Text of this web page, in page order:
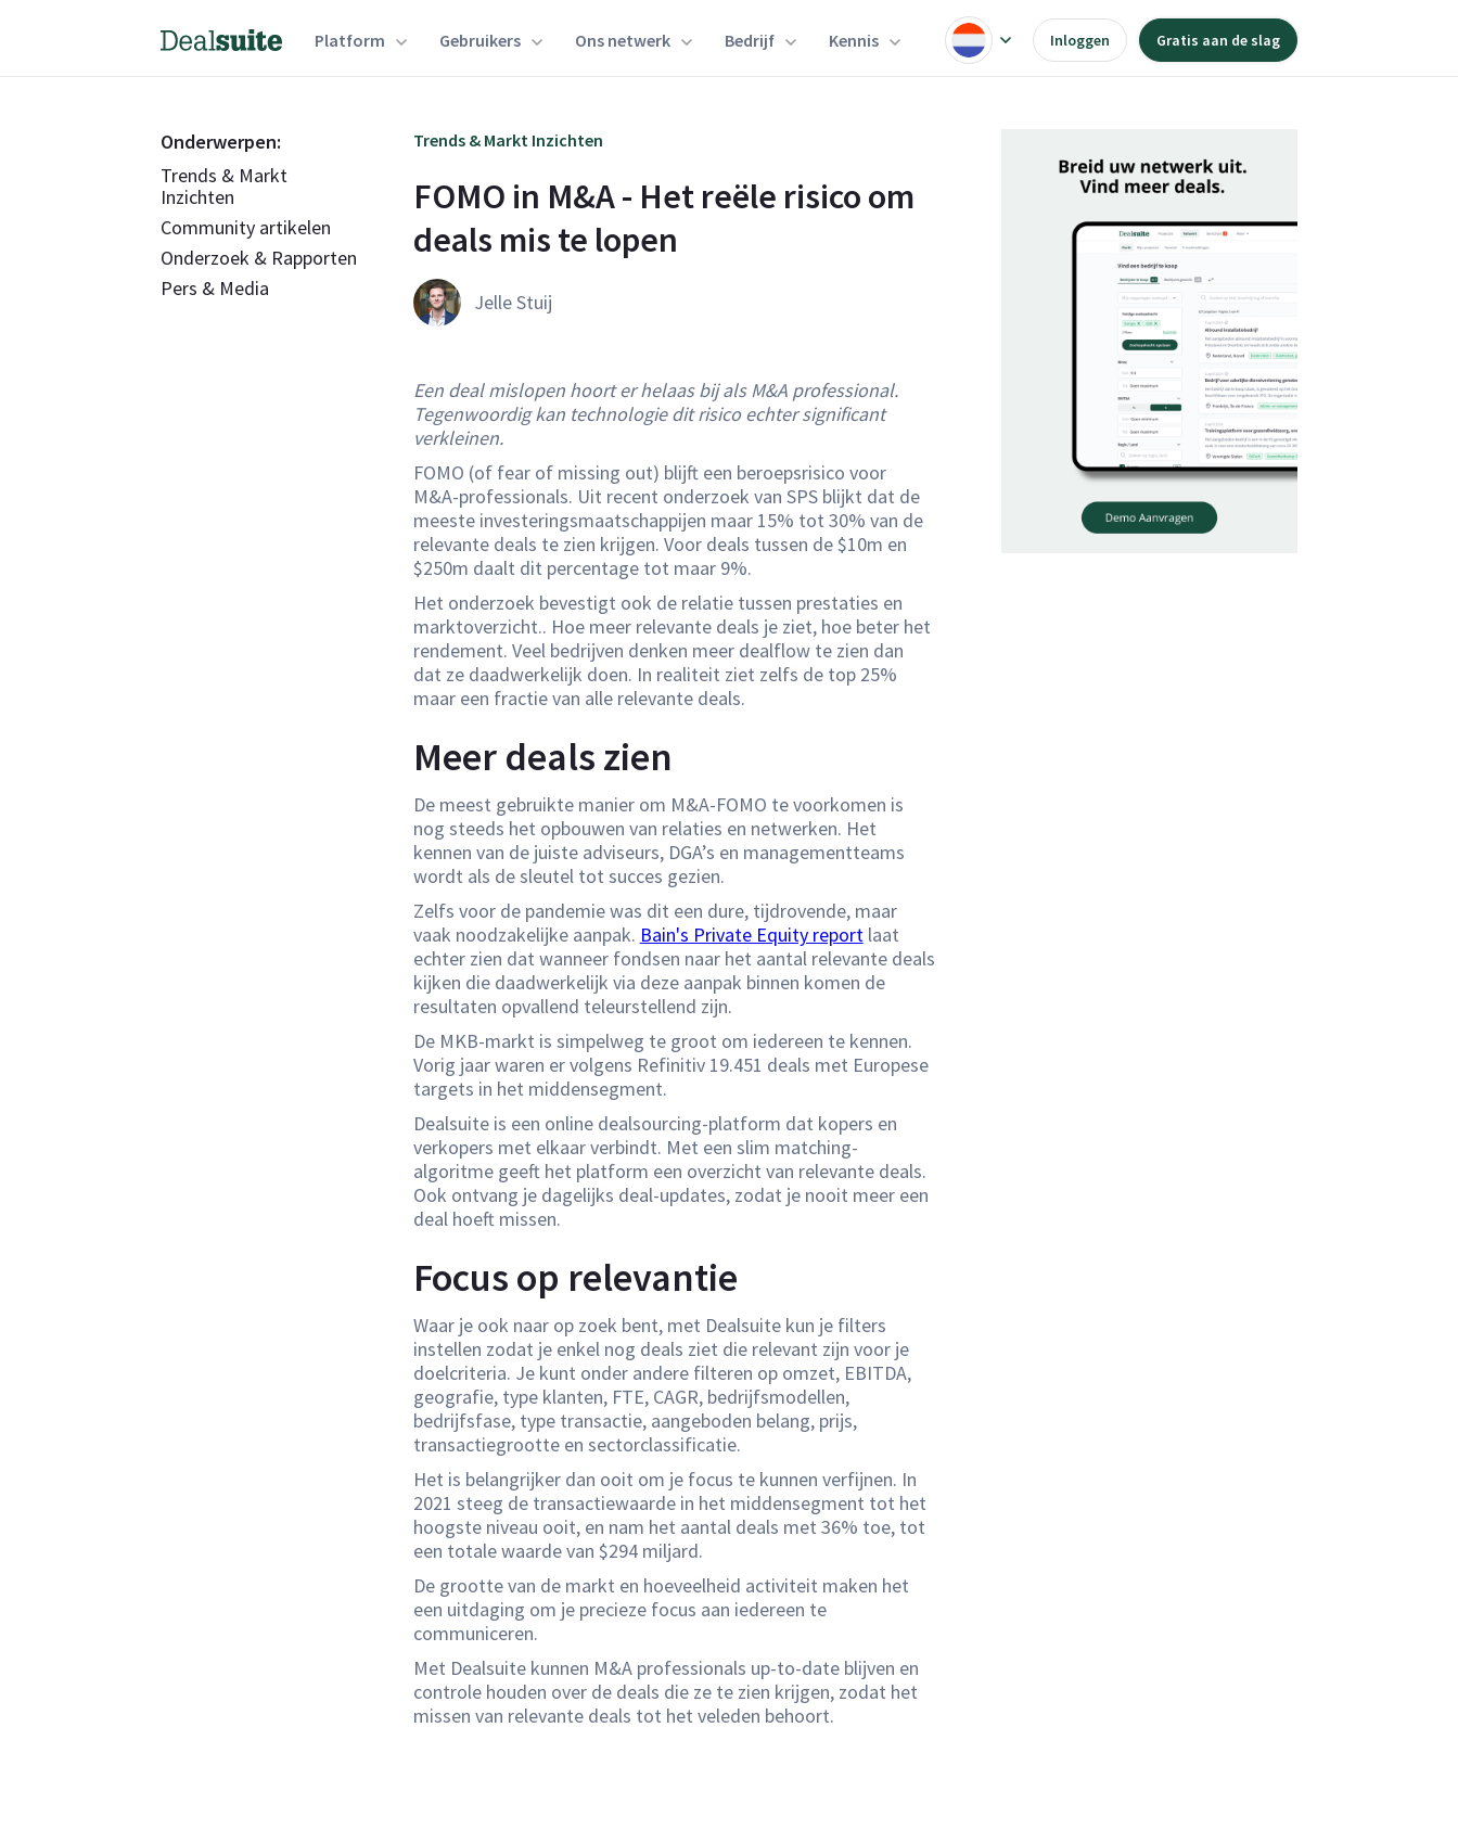
Platform Gebruikers Ons netwerk Bedrijf Kennis Inloggen Gratis aan de slag
Onderwerpen:
Trends & Markt
Inzichten
Community artikelen
Onderzoek & Rapporten
Pers & Media
Trends & Markt Inzichten
FOMO in M&A - Het reële risico om
deals mis te lopen
Jelle Stuij
Een deal mislopen hoort er helaas bij als M&A professional.
Tegenwoordig kan technologie dit risico echter significant
verkleinen.
FOMO (of fear of missing out) blijft een beroepsrisico voor
M&A-professionals. Uit recent onderzoek van SPS blijkt dat de
meeste investeringsmaatschappijen maar 15% tot 30% van de
relevante deals te zien krijgen. Voor deals tussen de $10m en
$250m daalt dit percentage tot maar 9%.
Het onderzoek bevestigt ook de relatie tussen prestaties en
marktoverzicht.. Hoe meer relevante deals je ziet, hoe beter het
rendement. Veel bedrijven denken meer dealflow te zien dan
dat ze daadwerkelijk doen. In realiteit ziet zelfs de top 25%
maar een fractie van alle relevante deals.
Meer deals zien
De meest gebruikte manier om M&A-FOMO te voorkomen is
nog steeds het opbouwen van relaties en netwerken. Het
kennen van de juiste adviseurs, DGA’s en managementteams
wordt als de sleutel tot succes gezien.
Zelfs voor de pandemie was dit een dure, tijdrovende, maar
vaak noodzakelijke aanpak. Bain's Private Equity reportlaat
echter zien dat wanneer fondsen naar het aantal relevante deals
kijken die daadwerkelijk via deze aanpak binnen komen de
resultaten opvallend teleurstellend zijn.
De MKB-markt is simpelweg te groot om iedereen te kennen.
Vorig jaar waren er volgens Refinitiv 19.451 deals met Europese
targets in het middensegment.
Dealsuite is een online dealsourcing-platform dat kopers en
verkopers met elkaar verbindt. Met een slim matching-
algoritme geeft het platform een overzicht van relevante deals.
Ook ontvang je dagelijks deal-updates, zodat je nooit meer een
deal hoeft missen.
Focus op relevantie
Waar je ook naar op zoek bent, met Dealsuite kun je filters
instellen zodat je enkel nog deals ziet die relevant zijn voor je
doelcriteria. Je kunt onder andere filteren op omzet, EBITDA,
geografie, type klanten, FTE, CAGR, bedrijfsmodellen,
bedrijfsfase, type transactie, aangeboden belang, prijs,
transactiegrootte en sectorclassificatie.
Het is belangrijker dan ooit om je focus te kunnen verfijnen. In
2021 steeg de transactiewaarde in het middensegment tot het
hoogste niveau ooit, en nam het aantal deals met 36% toe, tot
een totale waarde van $294 miljard.
De grootte van de markt en hoeveelheid activiteit maken het
een uitdaging om je precieze focus aan iedereen te
communiceren.
Met Dealsuite kunnen M&A professionals up-to-date blijven en
controle houden over de deals die ze te zien krijgen, zodat het
missen van relevante deals tot het veleden behoort.